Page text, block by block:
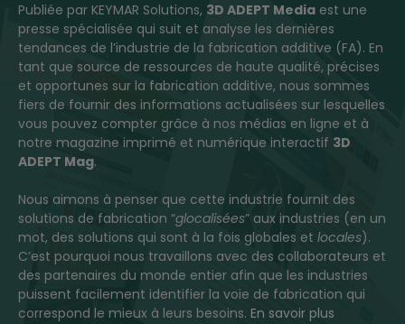
Publiée par KEYMAR Solutions, 3D ADEPT Media est une
presse spécialisée qui suit et analyse les dernières
tendances de l’industrie de la fabrication additive (FA). En
tant que source de ressources de haute qualité, précises
et opportunes sur la fabrication additive, nous sommes
fiers de fournir des informations actualisées sur lesquelles
vous pouvez compter grâce à nos médias en ligne et à
notre magazine imprimé et numérique interactif 3D
ADEPT Mag.
Nous aimons à penser que cette industrie fournit des
solutions de fabrication “glocalisées” aux industries (en un
mot, des solutions qui sont à la fois globales et locales).
C’est pourquoi nous travaillons avec des collaborateurs et
des partenaires du monde entier afin que les industries
puissent facilement identifier la voie de fabrication qui
correspond le mieux à leurs besoins. En savoir plus